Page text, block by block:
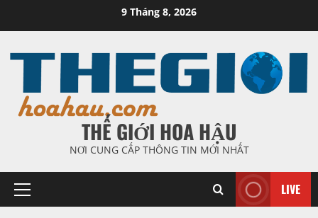
9 Tháng 8, 2026
THẾ GIỚI HOA HẬU
NƠI CUNG CẤP THÔNG TIN MỚI NHẤT
Primary
LIVE